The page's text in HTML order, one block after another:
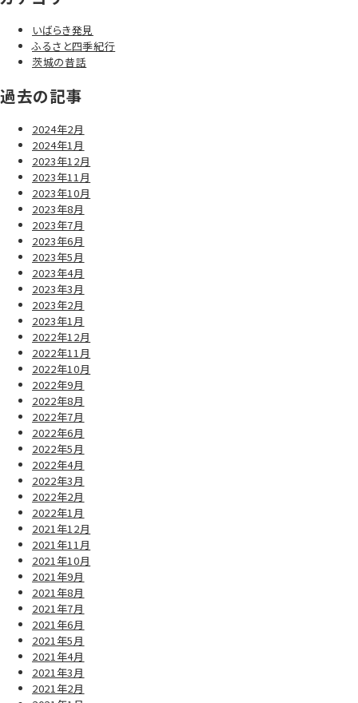
いばらき発見
ふるさと四季紀行
茨城の昔話
過去の記事
2024年2月
2024年1月
2023年12月
2023年11月
2023年10月
2023年8月
2023年7月
2023年6月
2023年5月
2023年4月
2023年3月
2023年2月
2023年1月
2022年12月
2022年11月
2022年10月
2022年9月
2022年8月
2022年7月
2022年6月
2022年5月
2022年4月
2022年3月
2022年2月
2022年1月
2021年12月
2021年11月
2021年10月
2021年9月
2021年8月
2021年7月
2021年6月
2021年5月
2021年4月
2021年3月
2021年2月